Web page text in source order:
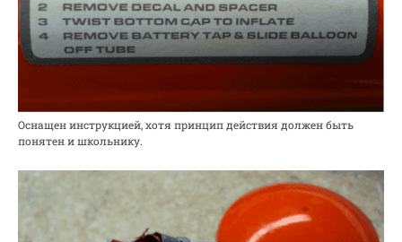
Оснащен инструкцией, хотя принцип действия должен быть
понятен и школьнику.